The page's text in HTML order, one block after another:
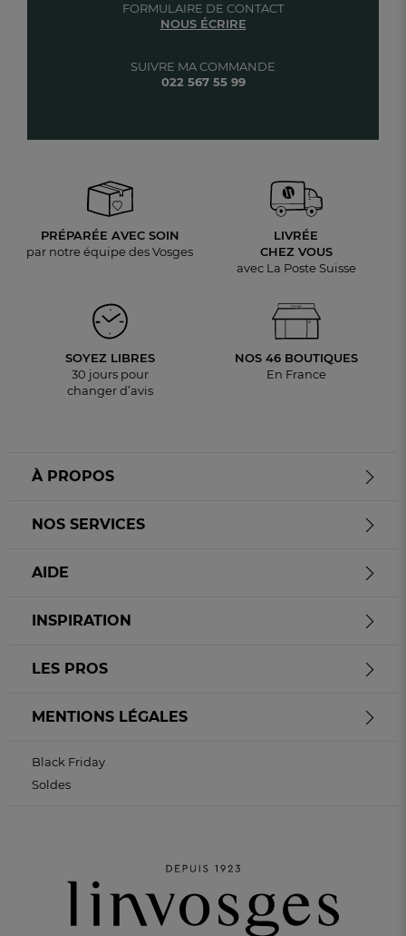
SUIVRE MA COMMANDE
022 567 55 99
FORMULAIRE DE CONTACT
NOUS ÉCRIRE
PRÉPARÉE AVEC SOIN
par notre équipe des Vosges
LIVRÉE
CHEZ VOUS
avec La Poste Suisse
SOYEZ LIBRES
30 jours pour
changer d’avis
NOS 46 BOUTIQUES
En France
À PROPOS
NOS SERVICES
AIDE
INSPIRATION
LES PROS
MENTIONS LÉGALES
Black Friday
Soldes